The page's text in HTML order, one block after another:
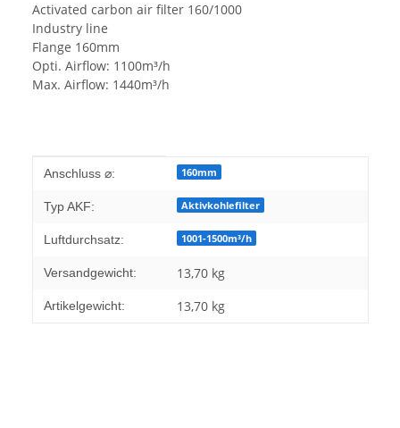
Activated carbon air filter 160/1000
Industry line
Flange 160mm
Opti. Airflow: 1100m³/h
Max. Airflow: 1440m³/h
Produkteigenschaft
Wert
Anschluss ⌀: 160mm
Typ AKF: Aktivkohlefilter
Luftdurchsatz: 1001-1500m³/h
Versandgewicht: 13,70 kg
Artikelgewicht: 13,70 kg